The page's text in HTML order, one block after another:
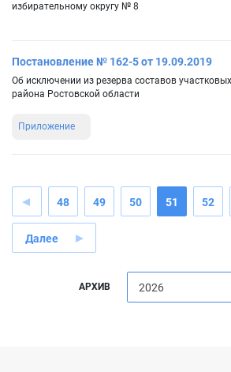
избирательному округу № 8
Постановление № 162-5 от 19.09.2019
Об исключении из резерва составов
района Ростовской области
Приложение
48 49 50 51 52
Далее
АРХИВ 2026